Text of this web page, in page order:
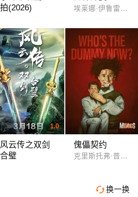
拍(2026)
埃莱娜·伊鲁雷塔
亚历克西·科诺 艾米·帕夫拉特 Jeff Dye
1.0
风云传之双剑
合璧
2.0
傀儡契约
克里斯托弗·普拉
 换一换